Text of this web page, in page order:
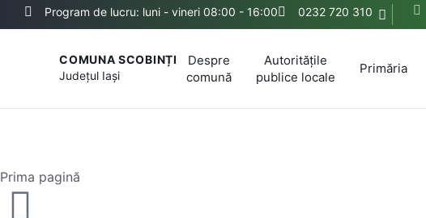
Program de lucru: luni - vineri 08:00 - 16:00 0232 720 310
COMUNA SCOBINȚI
Județul Iași
Despre
comună
Autoritățile
publice locale
Primăria
Prima pagină